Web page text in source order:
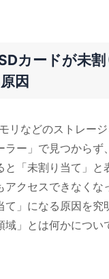
カードが未
因
リなどのストレー
ラー」で見つからず
と「未割り当て」と
アクセスできなくな
て」になる原因を究
域」とは何かについ